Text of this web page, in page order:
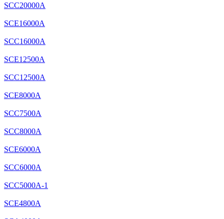
SCC20000A
SCE16000A
SCC16000A
SCE12500A
SCC12500A
SCE8000A
SCC7500A
SCC8000A
SCE6000A
SCC6000A
SCC5000A-1
SCE4800A